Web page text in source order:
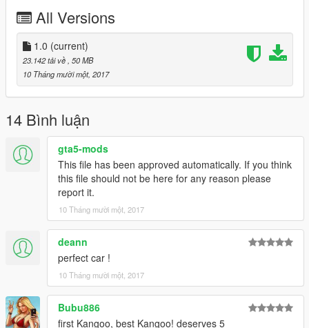
All Versions
1.0 (current)
23.142 tải về , 50 MB
10 Tháng mười một, 2017
14 Bình luận
gta5-mods
This file has been approved automatically. If you think
this file should not be here for any reason please
report it.
10 Tháng mười một, 2017
deann
perfect car !
10 Tháng mười một, 2017
Bubu886
first Kangoo, best Kangoo! deserves 5